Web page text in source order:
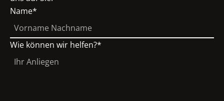
Name
Wie können wir helfen?